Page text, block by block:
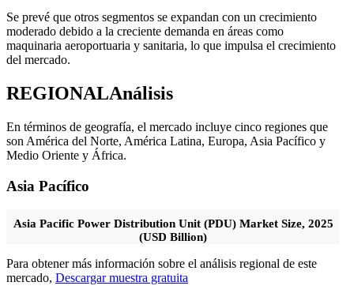
Se prevé que otros segmentos se expandan con un crecimiento
moderado debido a la creciente demanda en áreas como
maquinaria aeroportuaria y sanitaria, lo que impulsa el crecimiento
del mercado.
REGIONALAnálisis
En términos de geografía, el mercado incluye cinco regiones que
son América del Norte, América Latina, Europa, Asia Pacífico y
Medio Oriente y África.
Asia Pacífico
Asia Pacific Power Distribution Unit (PDU) Market Size, 2025
(USD Billion)
Para obtener más información sobre el análisis regional de este
mercado, Descargar muestra gratuita